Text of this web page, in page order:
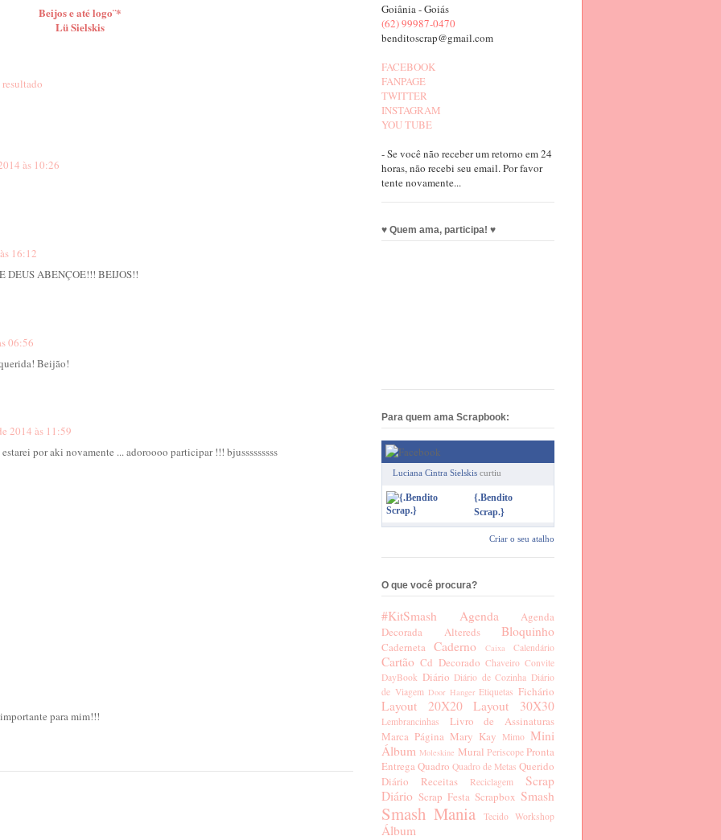
Beijos e até logo¨*
Lü Sielskis
resultado
às 10:26
16:12
DEUS ABENÇOE!!! BEIJOS!!
06:56
Beijão!
2014 às 11:59
por aki novamente ... adoroooo participar !!! bjusssssssss
para mim!!!
Goiânia - Goiás
(62) 99987-0470
benditoscrap@gmail.com
FACEBOOK
FANPAGE
TWITTER
INSTAGRAM
YOU TUBE
- Se você não receber um retorno em 24
horas, não recebi seu email. Por favor
tente novamente...
♥ Quem ama, participa! ♥
Para quem ama Scrapbook:
Luciana Cintra Sielskis curtiu
{.Bendito
Scrap.}
Criar o seu atalho
O que você procura?
#KitSmash Agenda
Agenda
Decorada
Altereds Bloquinho
Caderneta Caderno Caixa Calendário
Cartão Cd Decorado Chaveiro Convite
DayBook Diário Diário de Cozinha Diário
de Viagem Door Hanger Etiquetas Fichário
Layout 20X20 Layout 30X30
Lembrancinhas
Livro de Assinaturas
Marca Página Mary Kay Mimo Mini
Álbum Moleskine Mural Periscope Pronta
EntregaQuadro Quadro de Metas Querido
Diário
Receitas Reciclagem
Scrap
Diário Scrap Festa Scrapbox Smash
Smash Mania Tecido Workshop
Álbum